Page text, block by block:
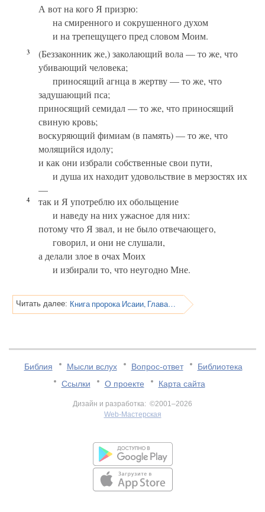
А вот на кого Я призрю:
на смиренного и сокрушенного духом
и на трепещущего пред словом Моим.
3
(Беззаконник же,) заколающий вола — то же, что
убивающий человека;
приносящий агнца в жертву — то же, что
задушающий пса;
приносящий семидал — то же, что приносящий
свиную кровь;
воскуряющий фимиам (в память) — то же, что
молящийся идолу;
и как они избрали собственные свои пути,
и душа их находит удовольствие в мерзостях их
—
4
так и Я употреблю их обольщение
и наведу на них ужасное для них:
потому что Я звал, и не было отвечающего,
говорил, и они не слушали,
а делали злое в очах Моих
и избирали то, что неугодно Мне.
Читать далее: Книга пророка Исаии, Глава 66
Библия Мысли вслух Вопрос-ответ
Библиотека
Ссылки
О проекте Карта сайта
Дизайн и разработка: ©2001–2026
Web-Мастерская